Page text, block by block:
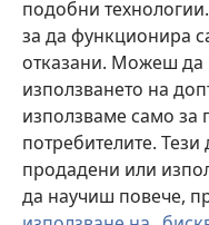
подобни
за да функционира
отказани. Можеш
използването на
използваме само за
потребителите.
продадени или
да научиш повече,
нов
прозорец)
JW Hub
(отваря
нов
прозорец)JW Library
Watchtower Library ®